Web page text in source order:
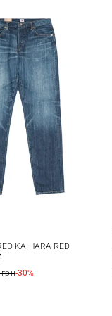
32
38
KAIHARA RED
-30%